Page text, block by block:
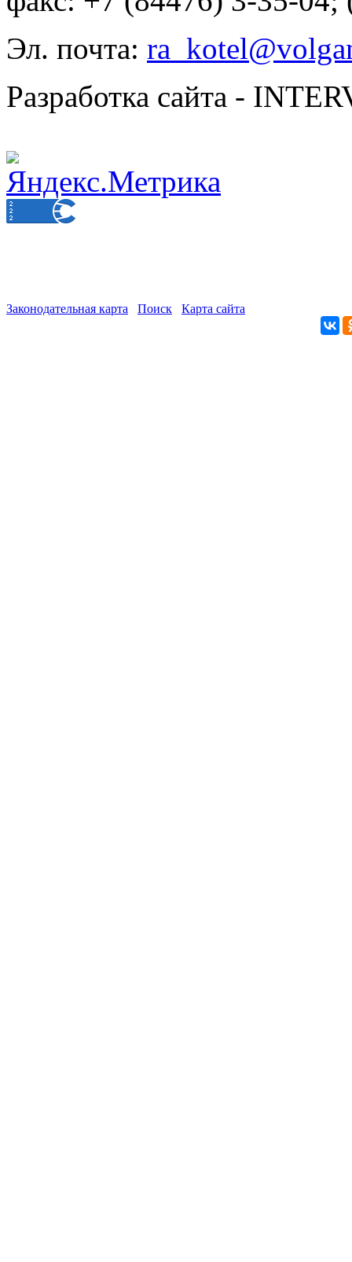
Эл. почта:
Разработка сайта -
Законодательная карта Поиск Карта сайта